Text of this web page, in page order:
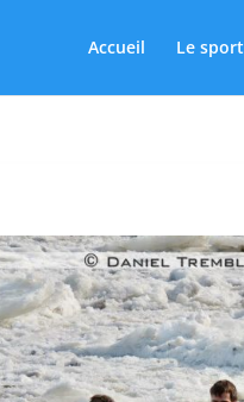
Accueil Le sport